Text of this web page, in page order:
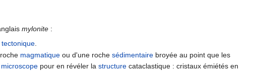
mylonite :
tectonique
magmatique ou d'une rochesédimentaire broyée au point que les
microscope pour en révéler lastructure cataclastique : cristaux émiétés en